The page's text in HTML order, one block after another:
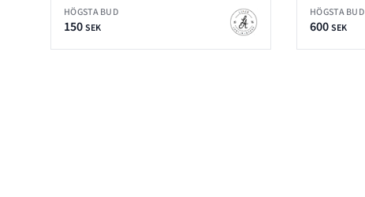
HÖGSTA BUD
150SEK
HÖGSTA BUD
600SEK